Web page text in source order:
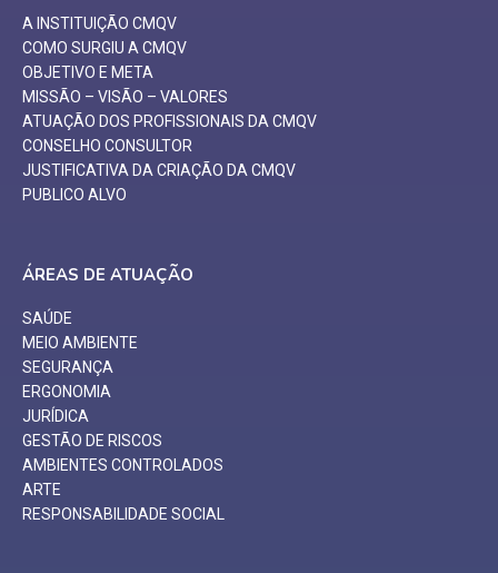
A INSTITUIÇÃO CMQV
COMO SURGIU A CMQV
OBJETIVO E META
MISSÃO – VISÃO – VALORES
ATUAÇÃO DOS PROFISSIONAIS DA CMQV
CONSELHO CONSULTOR
JUSTIFICATIVA DA CRIAÇÃO DA CMQV
PUBLICO ALVO
ÁREAS DE ATUAÇÃO
SAÚDE
MEIO AMBIENTE
SEGURANÇA
ERGONOMIA
JURÍDICA
GESTÃO DE RISCOS
AMBIENTES CONTROLADOS
ARTE
RESPONSABILIDADE SOCIAL